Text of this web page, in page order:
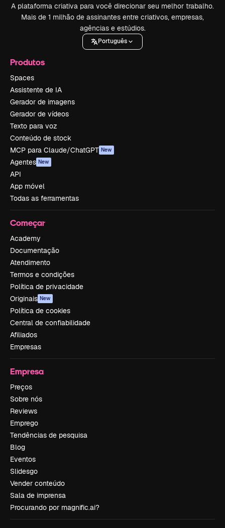
A plataforma criativa para você direcionar seu melhor trabalho.
Mais de 1 milhão de assinantes entre criativos, empresas,
agências e estúdios.
Português
Produtos
Spaces
Assistente de IA
Gerador de imagens
Gerador de vídeos
Texto para voz
Conteúdo de stock
MCP para Claude/ChatGPT New
Agentes New
API
App móvel
Todas as ferramentas
Começar
Academy
Documentação
Atendimento
Termos e condições
Política de privacidade
Originais New
Política de cookies
Central de confiabilidade
Afiliados
Empresas
Empresa
Preços
Sobre nós
Reviews
Emprego
Tendências de pesquisa
Blog
Eventos
Slidesgo
Vender conteúdo
Sala de imprensa
Procurando por magnific.ai?